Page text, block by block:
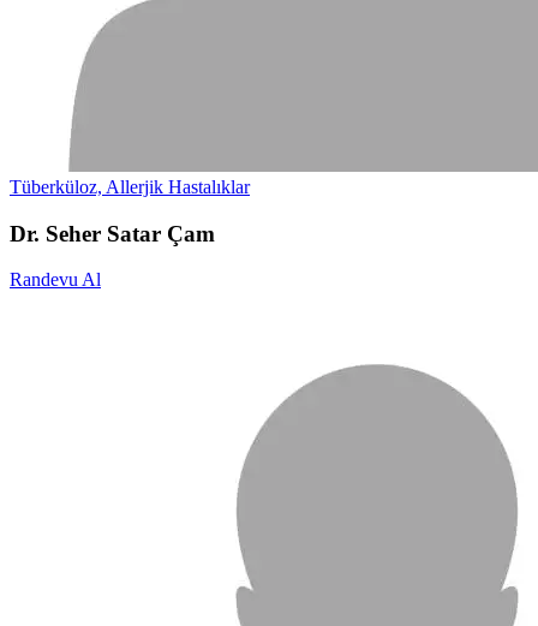
Tüberküloz, Allerjik Hastalıklar
Dr. Seher Satar Çam
Randevu Al